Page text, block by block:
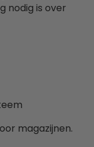
nodig is over
magazijnen.